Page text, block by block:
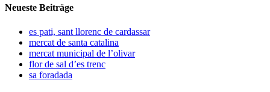
Neueste Beiträge
es pati, sant llorenc de cardassar
mercat de santa catalina
mercat municipal de l’olivar
flor de sal d’es trenc
sa foradada